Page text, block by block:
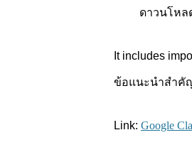
ดาวนโหล
It includes
ข้อแนะนำสำคั
Link: Google